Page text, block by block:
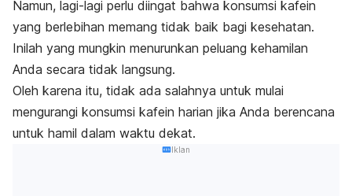
Namun, lagi-lagi perlu diingat bahwa konsumsi kafein
yang berlebihan memang tidak baik bagi kesehatan.
Inilah yang mungkin menurunkan peluang kehamilan
Anda secara tidak langsung.
Oleh karena itu, tidak ada salahnya untuk mulai
mengurangi konsumsi kafein harian jika Anda berencana
untuk hamil dalam waktu dekat.
Iklan